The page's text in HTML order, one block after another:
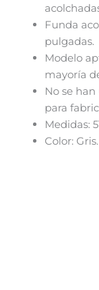
Funda
pulgadas.
Modelo
mayoría
No se
para
Medidas:
Color: Gris.